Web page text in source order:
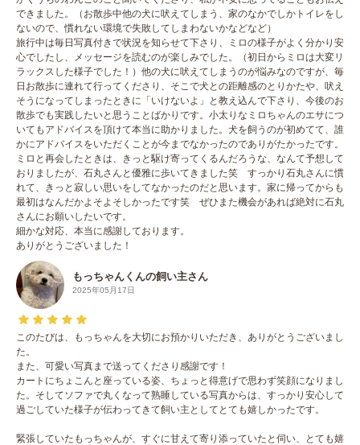
できました。（お散歩中他の犬に吠えてしまう、家のなかでしかトイレをし
ないので、慣れない環境で失敗してしまわないかなどなど）
旅行中は毎日写真付きで状況を知らせて下さり、ミロの様子がよく分かり安
心でしたし、メッセージを読むのが楽しみでした。（初日からミロは大変リ
ラックスした様子でした！）他の犬に吠えてしまうのが悩みなのですが、毎
日お散歩に連れて行ってくださり、そこで犬との距離感のとりかたや、吠え
そうになってしまったときに「いけないよ」と教え込んで下さり、今後のお
散歩でも実践したいと思うことばかりです。小太りなミロちゃんのエサにつ
いてもアドバイスを頂けて本当に助かりました。犬を飼うのが初めてて、誰
かにアドバイスをいただくことが今までなかったのでありがたかったです。
ミロと再会したときは、きっと駆け寄ってくるんだろうな、なんて予想して
おりましたが、石丸さんと優雅に歩いてきました笑 すっかり石丸さんに慣
れて、きっと寂しい思いをしてなかったのだと思います。家に帰ってからも
最初はなんだかよそよそしかったです笑 ぜひまた機会があれば絶対に石丸
さんにお願いしたいです。
細かな対応、本当に感謝しております。
ありがとうございました！
もっちゃんくんの飼い主さん
2025年05月17日
このたびは、もっちゃんを大切にお預かりいただき、ありがとうございまし
た。
また、可愛い写真まで送ってくださり感謝です！
カートにちょこんと座っている姿、ちょっと得意げで思わず笑顔になりまし
た。そしてソファで丸くなって熟睡している写真からは、すっかり安心して
過ごしていた様子が伝わってきて飼い主としてとても嬉しかったです。
緊張していたもっちゃんが、すぐに甘えて寄り添っていたと伺い、とても嬉